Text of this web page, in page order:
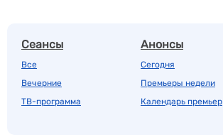
Сеансы
Все
Вечерние
ТВ-программа
Анонсы
Сегодня
Премьеры недели
Календарь премьер